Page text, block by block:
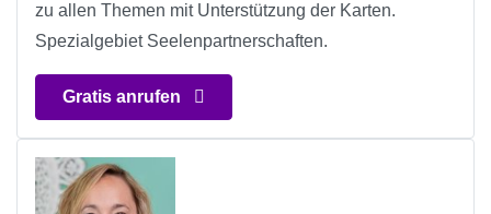
zu allen Themen mit Unterstützung der Karten.
Spezialgebiet Seelenpartnerschaften.
Gratis anrufen